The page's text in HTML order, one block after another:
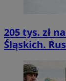
205 tys. zł
Śląskich.